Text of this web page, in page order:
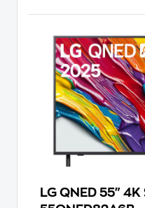
LG QNED 55"